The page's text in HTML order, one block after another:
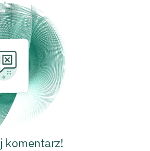
komentarz!